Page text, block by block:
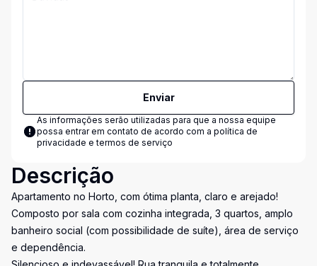
Enviar
As informações serão utilizadas para que a nossa equipe
possa entrar em contato de acordo com a política de
privacidade e termos de serviço
Descrição
Apartamento no Horto, com ótima planta, claro e arejado!
Composto por sala com cozinha integrada, 3 quartos, amplo
banheiro social (com possibilidade de suíte), área de serviço
e dependência.